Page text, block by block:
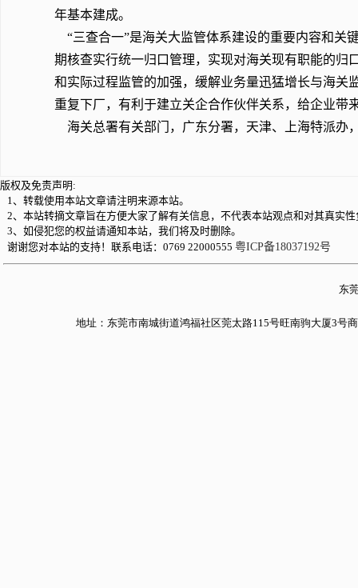
年基本建成。
“三查合一”是海关大监管体系建设的重要内容和关
期核查实行统一归口管理，实现对海关现有职能的归
和实际过程监管的加强，缓解业务量迅猛增长与海关
重复下厂，有利于建立关企合作伙伴关系，给企业带
海关总署有关部门，广东分署，天津、上海特派办
版权及免责声明:
1、转载使用本站文章请注明来源本站。
2、本站转摘文章旨在方便大家了解有关信息，不代表本站观点和对其真实
3、如侵犯您的权益请通知本站，我们将及时删除。
谢谢您对本站的支持！联系电话：0769 22000555 粤ICP备18037192号